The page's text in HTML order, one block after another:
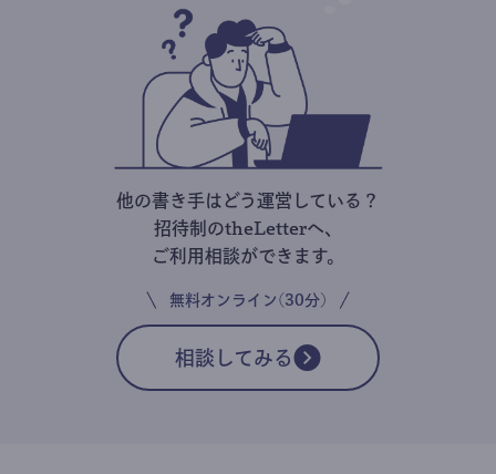
他の書き手はどう運営している？
招待制のtheLetterへ、
ご利用相談ができます。
無料オンライン(30分)
相談してみる